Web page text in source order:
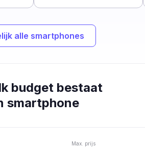
alle smartphones
budget bestaat
smartphone
Max. prijs